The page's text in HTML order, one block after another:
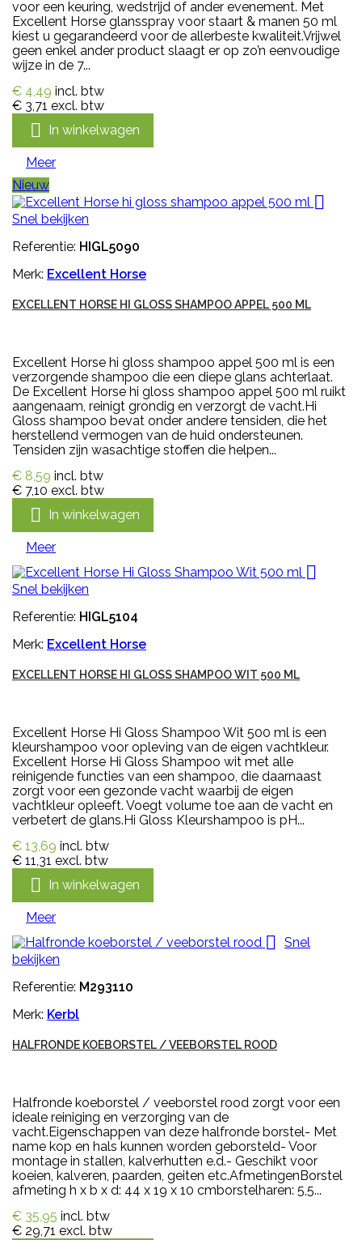
voor een keuring, wedstrijd of ander evenement. Met
Excellent Horse glansspray voor staart & manen 50 ml
kiest u gegarandeerd voor de allerbeste kwaliteit.Vrijwel
geen enkel ander product slaagt er op zo’n eenvoudige
wijze in de 7...
€ 4,49 incl. btw
€ 3,71 excl. btw
 In winkelwagen
Meer
Nieuw

Snel bekijken
Referentie: HIGL5090
Merk: Excellent Horse
EXCELLENT HORSE HI GLOSS SHAMPOO APPEL 500 ML
Excellent Horse hi gloss shampoo appel 500 ml is een
verzorgende shampoo die een diepe glans achterlaat.
De Excellent Horse hi gloss shampoo appel 500 ml ruikt
aangenaam, reinigt grondig en verzorgt de vacht.Hi
Gloss shampoo bevat onder andere tensiden, die het
herstellend vermogen van de huid ondersteunen.
Tensiden zijn wasachtige stoffen die helpen...
€ 8,59 incl. btw
€ 7,10 excl. btw
 In winkelwagen
Meer

Snel bekijken
Referentie: HIGL5104
Merk: Excellent Horse
EXCELLENT HORSE HI GLOSS SHAMPOO WIT 500 ML
Excellent Horse Hi Gloss Shampoo Wit 500 ml is een
kleurshampoo voor opleving van de eigen vachtkleur.
Excellent Horse Hi Gloss Shampoo wit met alle
reinigende functies van een shampoo, die daarnaast
zorgt voor een gezonde vacht waarbij de eigen
vachtkleur opleeft. Voegt volume toe aan de vacht en
verbetert de glans.Hi Gloss Kleurshampoo is pH...
€ 13,69 incl. btw
€ 11,31 excl. btw
 In winkelwagen
Meer

Snel
bekijken
Referentie: M293110
Merk: Kerbl
HALFRONDE KOEBORSTEL / VEEBORSTEL ROOD
Halfronde koeborstel / veeborstel rood zorgt voor een
ideale reiniging en verzorging van de
vacht.Eigenschappen van deze halfronde borstel- Met
name kop en hals kunnen worden geborsteld- Voor
montage in stallen, kalverhutten e.d.- Geschikt voor
koeien, kalveren, paarden, geiten etc.AfmetingenBorstel
afmeting h x b x d: 44 x 19 x 10 cmborstelharen: 5,5...
€ 35,95 incl. btw
€ 29,71 excl. btw